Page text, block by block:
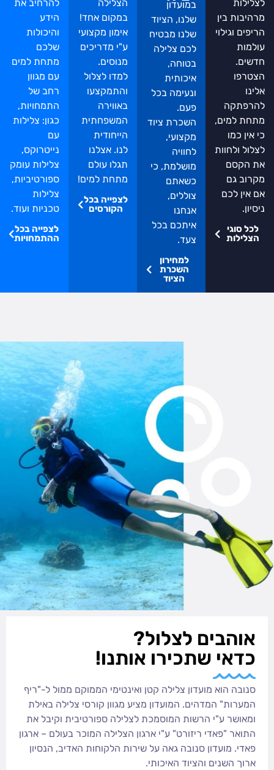
בין
וגילוי
למים,
אין כמו
ולחוות
הקסם
גם
אין לכם
לכל סוגי
במועדון
שלנו, הציוד
שלנו מבטיח
לכם צלילה
בטוחה,
איכותית
ונעימה בכל
פעם.
השכרת ציוד
מקצועי,
לחוויה
מושלמת, כי
כשאתם
צוללים,
אנחנו
איתכם בכל
צעד.
למחירון
השכרת
הציוד
הצלילה
במקום אחד!
אימון מקצועי
ע"י מדריכים
מנוסים.
למדו לצלול
והתמקצעו
באווירה
המשפחתית
הייחודית
לנו. אצלנו
תגלו עולם
מתחת למים!
לצפייה בכל
הקורסים
להרחיב את
הידע
והיכולות
שלכם
מתחת למים
עם מגוון
רחב של
התמחויות,
כגון: צלילות
נייטרוקס,
צלילות עומק
ספורטיביות,
צלילות
טכניות ועוד.
לצפייה בכל
ההתמחויות
אוהבים לצלול?
כדאי שתכירו אותנו!
סנובה הוא מועדון צלילה קטן ואינטימי הממוקם ממול ל-"ריף
המערות" המדהים. המועדון מציע מגוון קורסי צלילה באילת
ומאושר ע"י הרשות המוסמכת לצלילה ספורטיבית וקיבל את
התואר "פאדי ריזורט" ע"י ארגון הצלילה המוכר בעולם – ארגון
פאדי. מועדון סנובה גאה על שירות הלקוחות האדיב, הנסיון
ארוך השנים והציוד האיכותי.